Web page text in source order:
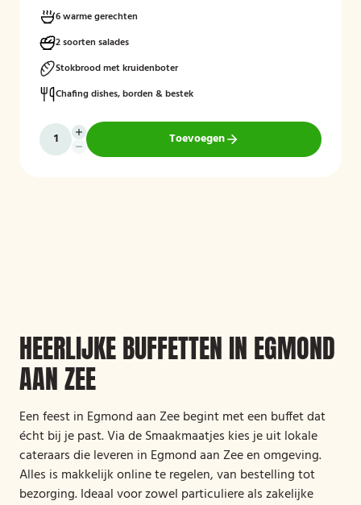
gevarieerde keuze zonder dierlijke producten en sluit aan bij gasten
die bewust of veganistisch eten.
6 warme gerechten
2 soorten salades
Stokbrood met kruidenboter
Chafing dishes, borden & bestek
Toevoegen
HEERLIJKE BUFFETTEN IN EGMOND
AAN ZEE
Een feest in Egmond aan Zee begint met een buffet dat
écht bij je past. Via de Smaakmaatjes kies je uit lokale
cateraars die leveren in Egmond aan Zee en omgeving.
Alles is makkelijk online te regelen, van bestelling tot
bezorging. Ideaal voor zowel particuliere als zakelijke